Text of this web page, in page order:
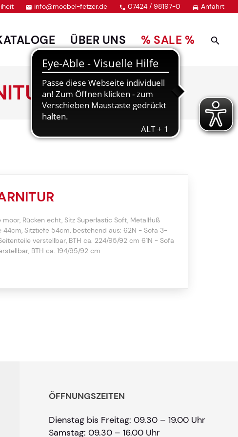
 info@moebel-fetzer.de  07424 / 98197-0  Anfahrt
ÜBER UNS % SALE %
moor, Rücken echt, Sitz Superlastic Soft, Metallfuß
44cm, Sitztiefe 54cm, bestehend aus: 62N - Sofa 3-
verstellbar, BTH ca. 224/95/92 cm 61N - Sofa
BTH ca. 194/95/92 cm
ÖFFNUNGSZEITEN
Dienstag bis Freitag: 09.30 – 19.00 Uhr
Samstag: 09.30 – 16.00 Uhr